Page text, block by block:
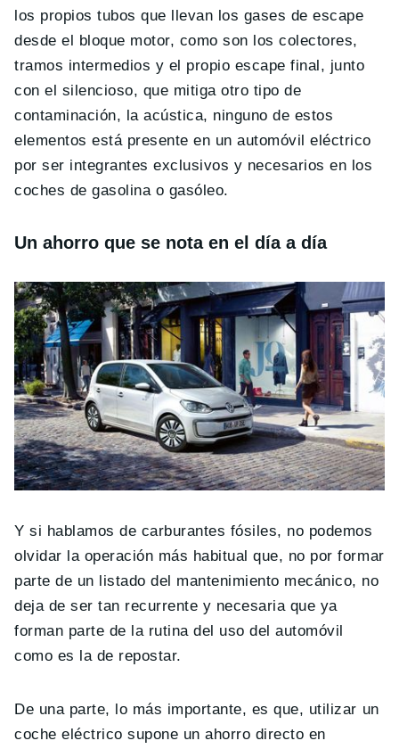
los propios tubos que llevan los gases de escape
desde el bloque motor, como son los colectores,
tramos intermedios y el propio escape final, junto
con el silencioso, que mitiga otro tipo de
contaminación, la acústica, ninguno de estos
elementos está presente en un automóvil eléctrico
por ser integrantes exclusivos y necesarios en los
coches de gasolina o gasóleo.
Un ahorro que se nota en el día a día
Y si hablamos de carburantes fósiles, no podemos
olvidar la operación más habitual que, no por formar
parte de un listado del mantenimiento mecánico, no
deja de ser tan recurrente y necesaria que ya
forman parte de la rutina del uso del automóvil
como es la de repostar.
De una parte, lo más importante, es que, utilizar un
coche eléctrico supone un ahorro directo en